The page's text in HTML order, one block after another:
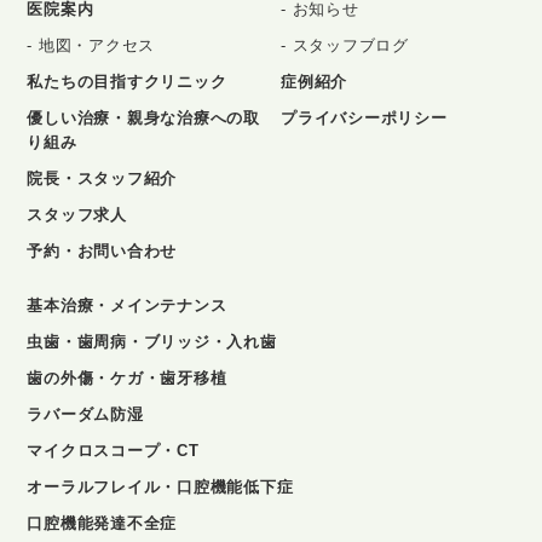
医院案内
地図・アクセス
私たちの目指すクリニック
優しい治療・親身な治療への取
り組み
院長・スタッフ紹介
スタッフ求人
予約・お問い合わせ
基本治療・メインテナンス
虫歯・歯周病・ブリッジ・入れ歯
歯の外傷・ケガ・歯牙移植
ラバーダム防湿
マイクロスコープ・CT
オーラルフレイル・口腔機能低下症
口腔機能発達不全症
お知らせ
スタッフブログ
症例紹介
プライバシーポリシー